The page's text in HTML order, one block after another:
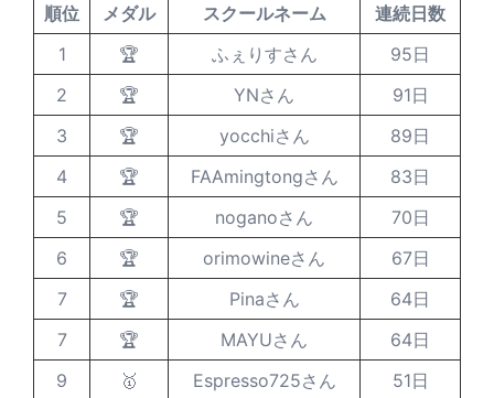
順位 メダル スクールネーム
連続日数
1
🏆 ふぇりすさん
95日
2
🏆 YNさん
91日
3
🏆 yocchiさん
89日
4
🏆 FAAmingtongさん
83日
5
🏆 noganoさん
70日
6
🏆 orimowineさん
67日
7
🏆 Pinaさん
64日
7
🏆 MAYUさん
64日
9
🥇 Espresso725さん
51日